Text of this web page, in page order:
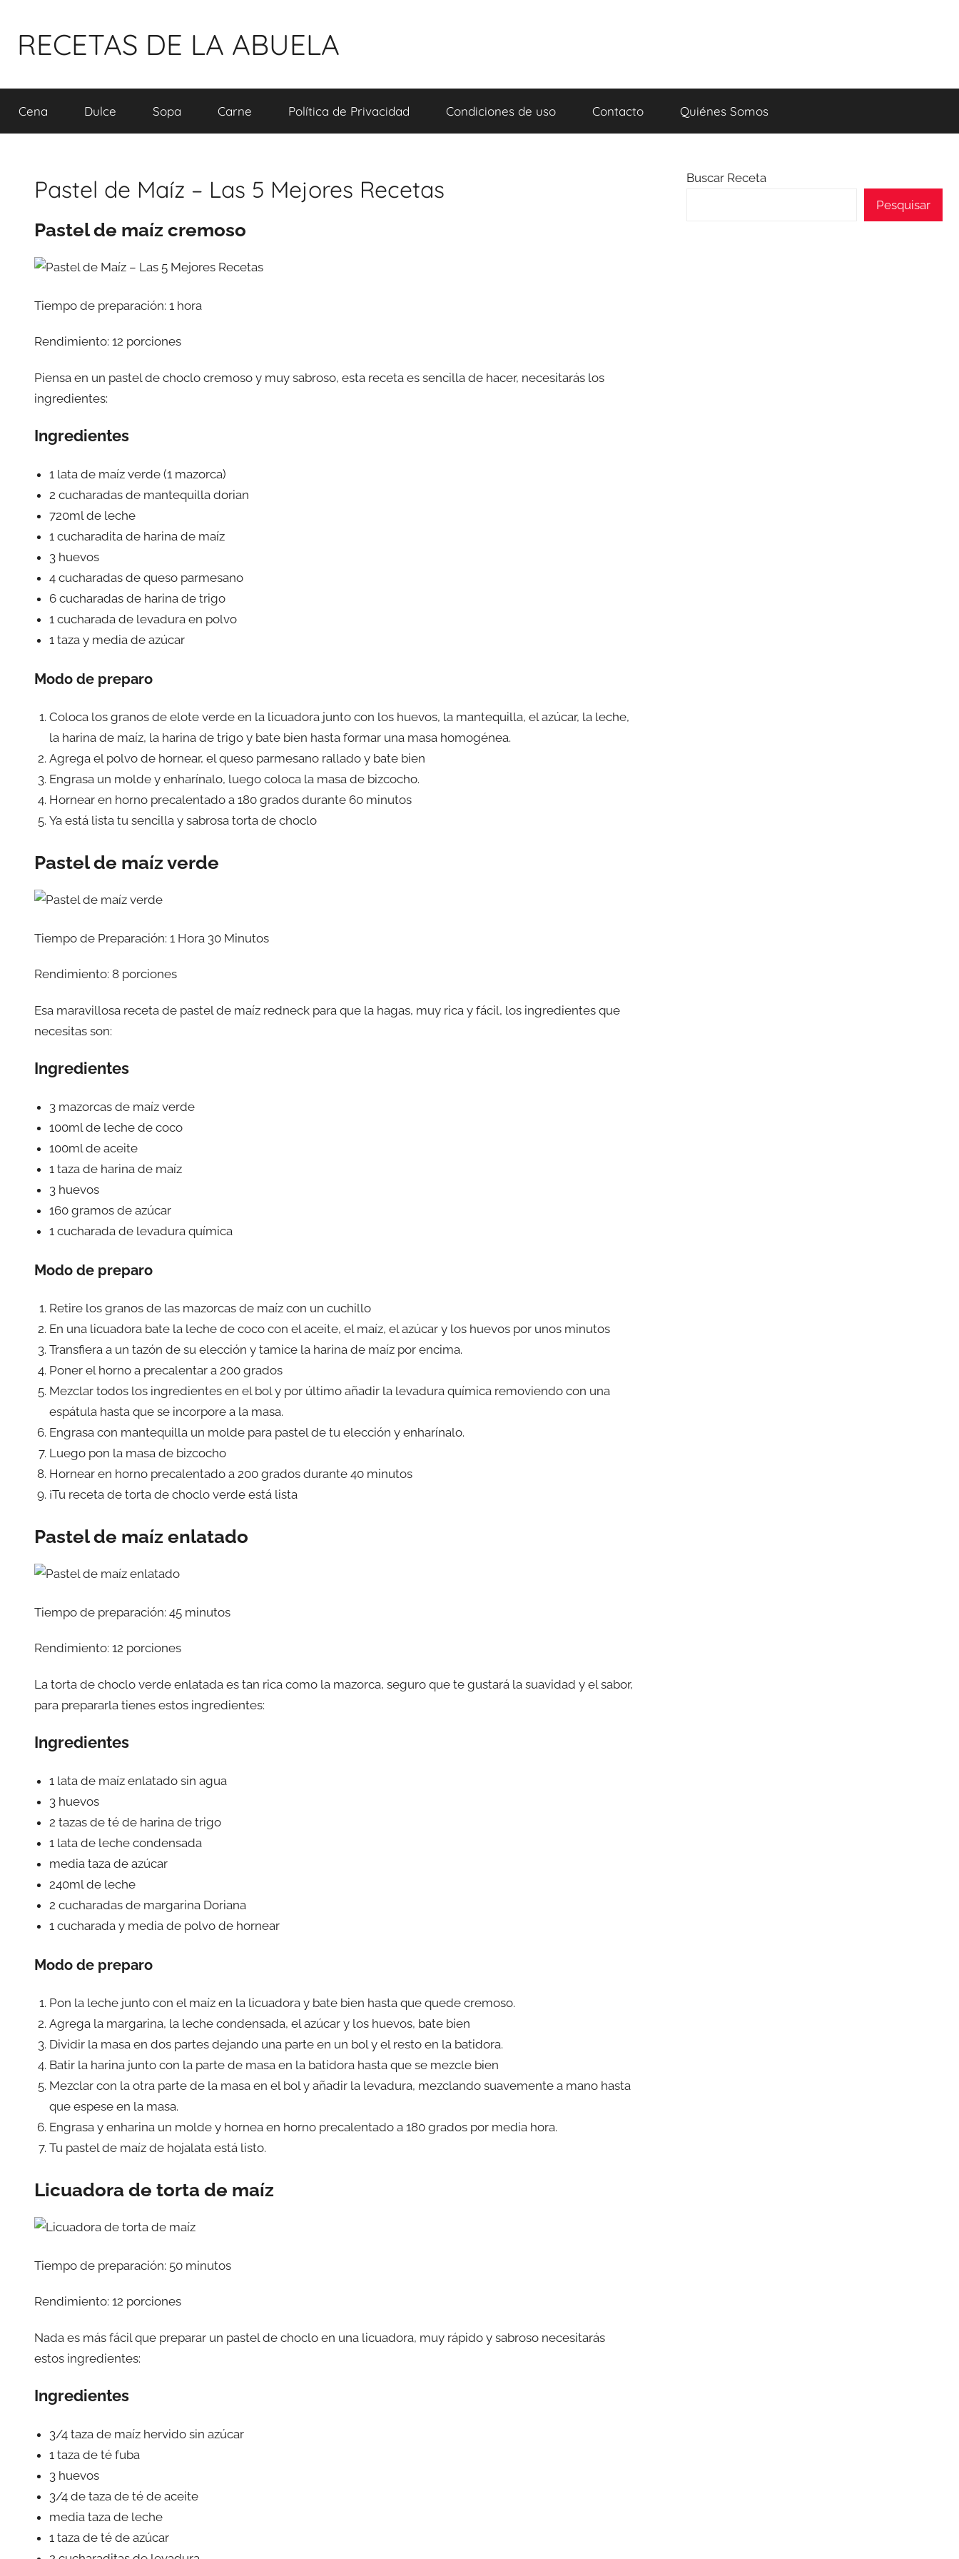
RECETAS DE LA ABUELA
Cena Dulce Sopa Carne Política de Privacidad Condiciones de uso Contacto Quiénes Somos
Pastel de Maíz – Las 5 Mejores Recetas
Pastel de maíz cremoso
Tiempo de preparación: 1 hora
Rendimiento: 12 porciones
Piensa en un pastel de choclo cremoso y muy sabroso, esta receta es sencilla de hacer, necesitarás los
ingredientes:
Ingredientes
1 lata de maíz verde (1 mazorca)
2 cucharadas de mantequilla dorian
720ml de leche
1 cucharadita de harina de maíz
3 huevos
4 cucharadas de queso parmesano
6 cucharadas de harina de trigo
1 cucharada de levadura en polvo
1 taza y media de azúcar
Modo de preparo
Coloca los granos de elote verde en la licuadora junto con los huevos, la mantequilla, el azúcar, la leche,
la harina de maíz, la harina de trigo y bate bien hasta formar una masa homogénea.
Agrega el polvo de hornear, el queso parmesano rallado y bate bien
Engrasa un molde y enharínalo, luego coloca la masa de bizcocho.
Hornear en horno precalentado a 180 grados durante 60 minutos
Ya está lista tu sencilla y sabrosa torta de choclo
Pastel de maíz verde
Tiempo de Preparación: 1 Hora 30 Minutos
Rendimiento: 8 porciones
Esa maravillosa receta de pastel de maíz redneck para que la hagas, muy rica y fácil, los ingredientes que
necesitas son:
Ingredientes
3 mazorcas de maíz verde
100ml de leche de coco
100ml de aceite
1 taza de harina de maíz
3 huevos
160 gramos de azúcar
1 cucharada de levadura química
Modo de preparo
Retire los granos de las mazorcas de maíz con un cuchillo
En una licuadora bate la leche de coco con el aceite, el maíz, el azúcar y los huevos por unos minutos
Transfiera a un tazón de su elección y tamice la harina de maíz por encima.
Poner el horno a precalentar a 200 grados
Mezclar todos los ingredientes en el bol y por último añadir la levadura química removiendo con una
espátula hasta que se incorpore a la masa.
Engrasa con mantequilla un molde para pastel de tu elección y enharínalo.
Luego pon la masa de bizcocho
Hornear en horno precalentado a 200 grados durante 40 minutos
¡Tu receta de torta de choclo verde está lista
Pastel de maíz enlatado
Tiempo de preparación: 45 minutos
Rendimiento: 12 porciones
La torta de choclo verde enlatada es tan rica como la mazorca, seguro que te gustará la suavidad y el sabor,
para prepararla tienes estos ingredientes:
Ingredientes
1 lata de maíz enlatado sin agua
3 huevos
2 tazas de té de harina de trigo
1 lata de leche condensada
media taza de azúcar
240ml de leche
2 cucharadas de margarina Doriana
1 cucharada y media de polvo de hornear
Modo de preparo
Pon la leche junto con el maíz en la licuadora y bate bien hasta que quede cremoso.
Agrega la margarina, la leche condensada, el azúcar y los huevos, bate bien
Dividir la masa en dos partes dejando una parte en un bol y el resto en la batidora.
Batir la harina junto con la parte de masa en la batidora hasta que se mezcle bien
Mezclar con la otra parte de la masa en el bol y añadir la levadura, mezclando suavemente a mano hasta
que espese en la masa.
Engrasa y enharina un molde y hornea en horno precalentado a 180 grados por media hora.
Tu pastel de maíz de hojalata está listo.
Licuadora de torta de maíz
Tiempo de preparación: 50 minutos
Rendimiento: 12 porciones
Nada es más fácil que preparar un pastel de choclo en una licuadora, muy rápido y sabroso necesitarás
estos ingredientes:
Ingredientes
3/4 taza de maíz hervido sin azúcar
1 taza de té fuba
3 huevos
3/4 de taza de té de aceite
media taza de leche
1 taza de té de azúcar
Buscar Receta
Pesquisar